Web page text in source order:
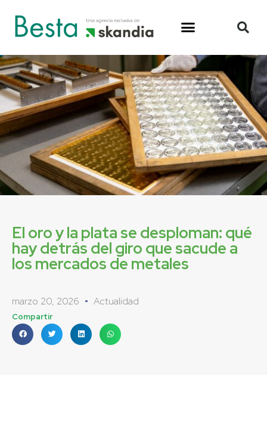
El oro y la plata se desploman: qué
hay detrás del giro que sacude a
los mercados de metales
marzo 20, 2026 Actualidad
Compartir